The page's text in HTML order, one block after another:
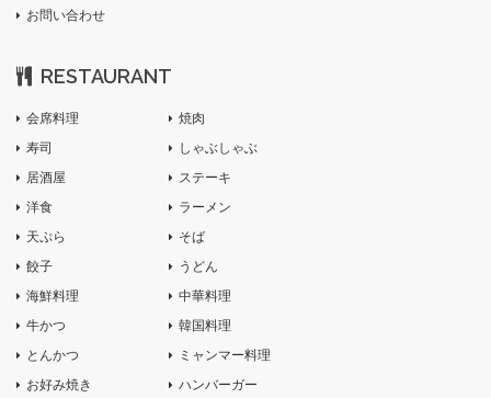
お問い合わせ
RESTAURANT
会席料理
寿司
居酒屋
洋食
天ぷら
餃子
海鮮料理
牛かつ
とんかつ
お好み焼き
焼肉
しゃぶしゃぶ
ステーキ
ラーメン
そば
うどん
中華料理
韓国料理
ミャンマー料理
ハンバーガー